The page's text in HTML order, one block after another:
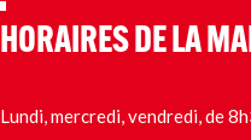
HORAIRES DE LA
Lundi, mercredi, vendredi, de